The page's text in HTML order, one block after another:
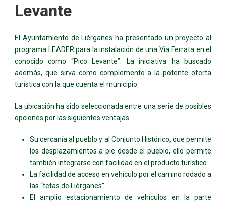
Levante
El Ayuntamiento de Liérganes ha presentado un proyecto al
programa LEADER para la instalación de una Vía Ferrata en el
conocido como “Pico Levante”. La iniciativa ha buscado
además, que sirva como complemento a la potente oferta
turística con la que cuenta el municipio.
La ubicación ha sido seleccionada entre una serie de posibles
opciones por las siguientes ventajas:
Su cercanía al pueblo y al Conjunto Histórico, que permite
los desplazamientos a pie desde el pueblo, ello permite
también integrarse con facilidad en el producto turístico.
La facilidad de acceso en vehículo por el camino rodado a
las “tetas de Liérganes”
El amplio estacionamiento de vehículos en la parte